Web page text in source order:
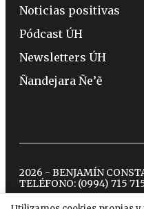
Noticias positivas
Pódcast ÚH
Newsletters ÚH
Ñandejara Ñe’ẽ
2026 - BENJAMÍN
TELÉFONO: (0994) 715